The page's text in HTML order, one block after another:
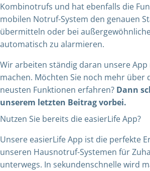
Kombinotrufs und hat ebenfalls die
mobilen Notruf-System den genauen
übermitteln oder bei
automatisch zu alarmieren.
Wir arbeiten ständig daran unsere App
machen. Möchten Sie noch mehr über
neusten Funktionen erfahren? Dann
unserem letzten Beitrag vorbei.
Nutzen Sie bereits die easierLife App?
Unsere easierLife App ist die perfekte
unseren Hausnotruf-Systemen für
unterwegs. In sekundenschnelle wird